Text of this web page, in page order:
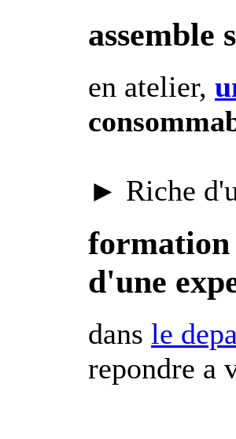
assemble
en atelier,
► Riche
formation
d'une
dans le
repondre a